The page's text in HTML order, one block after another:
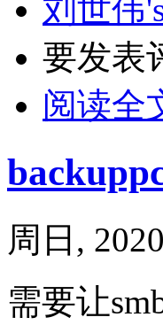
刘世伟
要发表
阅读全
周日,
需要让